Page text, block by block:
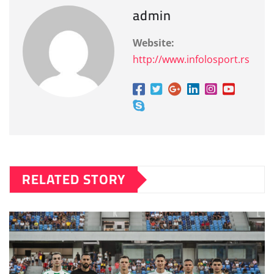
admin
Website:
http://www.infolosport.rs
RELATED STORY